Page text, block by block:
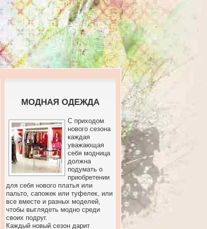
МОДНАЯ ОДЕЖДА
С приходом
нового сезона
каждая
уважающая
себя модница
должна
подумать о
приобретении
для себя нового платья или
пальто, сапожек или туфелек, или
все вместе и разных моделей,
чтобы выглядеть модно среди
своих подруг.
Каждый новый сезон дарит